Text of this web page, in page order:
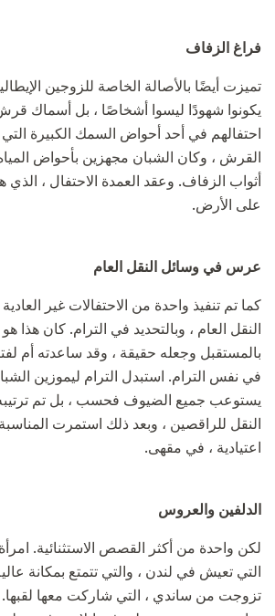
فراغ الزفاف
تميزت أيضًا بالأصالة الخاصة للزوجين
يكونوا شهودًا ليسوا أشخاصًا ، بل أسماك
احتفالهم في أحد أحواض السمك الكبيرة
القرش ، وكان الشبان مجهزين بأحواض المياه
أثواب الزفاف. وعقد العمدة الاحتفال ،
على الأرض.
عرس في وسائل النقل العام
كما تم تنفيذ واحدة من الاحتفالات غير
النقل العام ، وبالتحديد في الترام. كان هذا
بالمستقبل وجعله حقيقة ، وقد ساعدته أم
في نفس الترام. استبدل الترام ليموزين
يستوعب جميع الضيوف فحسب ، بل تم
النقل للراقصين ، وبعد ذلك استمرت
اعتيادية ، في مقهى.
الدلفين والعروس
لكن واحدة من أكثر القصص الاستثنائية.
التي تعيش في لندن ، والتي تتمتع بمكانة
تزوجت من ساندي ، التي شاركت معها لقبها.